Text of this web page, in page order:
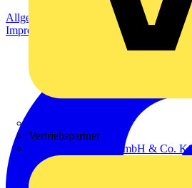
Vertriebspartner
Adalbert Zajadacz GmbH & Co.
Allgemeine Geschäftsbedingungen
Impressum